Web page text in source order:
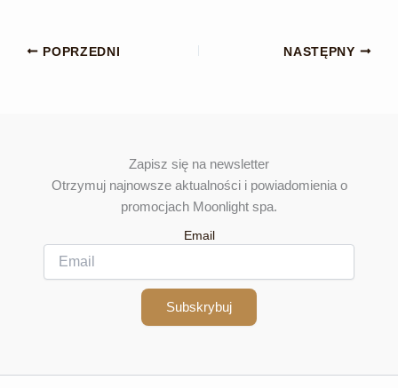
POPRZEDNI NASTĘPNY
Zapisz się na newsletter
Otrzymuj najnowsze aktualności i powiadomienia o
promocjach Moonlight spa.
Email
Subskrybuj